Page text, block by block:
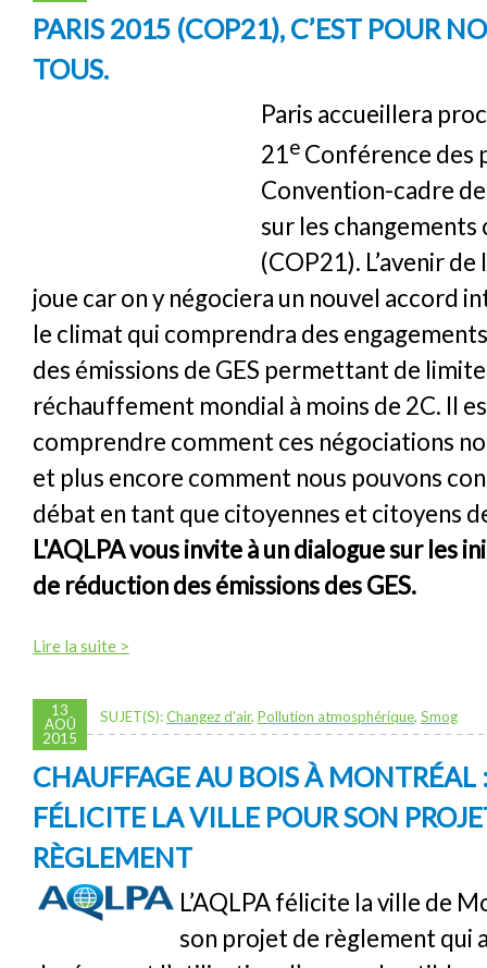
PARIS 2015 (COP21), C’EST POUR
TOUS.
Paris accueillera
21e Conférence des
Convention-cadre
sur les
(COP21). L’avenir de
joue car on y négociera un nouvel accord
le climat qui comprendra des
des émissions de GES permettant de
réchauffement mondial à moins de 2C. Il
comprendre comment ces négociations
et plus encore comment nous pouvons
débat en tant que citoyennes et citoyens
L'AQLPA vous invite à un dialogue sur les
de réduction des émissions des GES.
Lire la suite >
13
AOÛ
2015
SUJET(S):Changez d'air, Pollution atmosphérique, Smog
CHAUFFAGE AU BOIS À MONTRÉAL :
FÉLICITE LA VILLE POUR SON
RÈGLEMENT
L’AQLPA félicite la ville de
son projet de règlement qui